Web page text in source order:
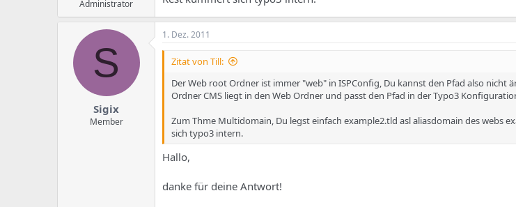
Administrator
S
Sigix
Member
1. Dez. 2011
Zitat von Till:
Der Web root Ordner ist immer "web" in ISPConfig, Du kannst den Pfad also nicht
Ordner CMS liegt in den Web Ordner und passt den Pfad in der Typo3
Zum Thme Multidomain, Du legst einfach example2.tld asl aliasdomain des webs
sich typo3 intern.
Hallo,
danke für deine Antwort!